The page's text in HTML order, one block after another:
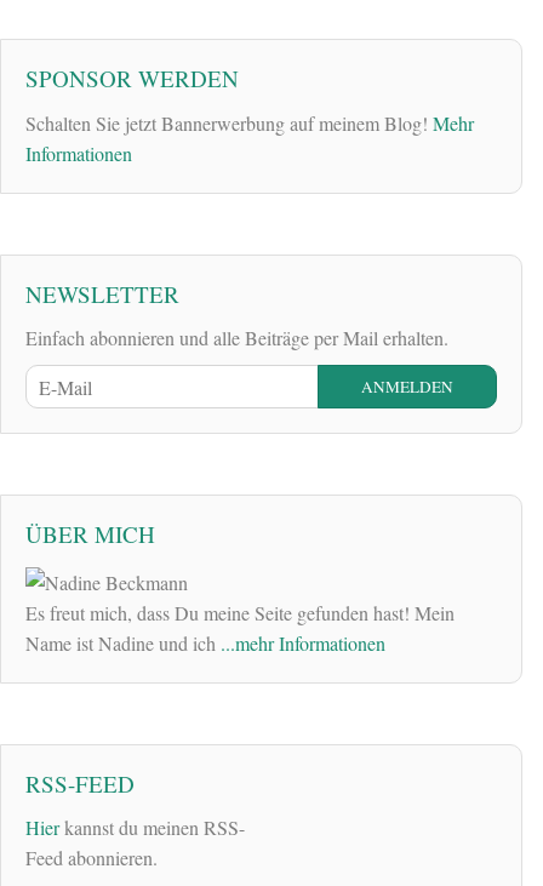
SPONSOR WERDEN
Schalten Sie jetzt Bannerwerbung auf meinem Blog! Mehr
Informationen
NEWSLETTER
Einfach abonnieren und alle Beiträge per Mail erhalten.
ÜBER MICH
Es freut mich, dass Du meine Seite gefunden hast! Mein
Name ist Nadine und ich ...mehr Informationen
RSS-FEED
Hierkannst du meinen RSS-
Feed abonnieren.